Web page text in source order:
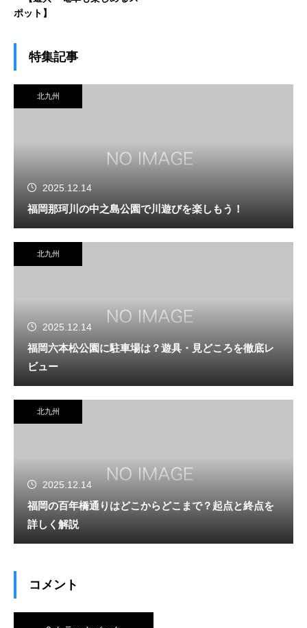
ポット】
特集記事
北九州
2025.12.14
福岡那珂川の中之島公園で川遊びを楽しもう！
北九州
2025.12.14
福岡六本松公園に駐車場は？遊具・見どころを徹底レ
ビュー
北九州
2025.12.14
福岡の百年橋通りはどこからどこまで？起点と終点を
詳しく解説
コメント